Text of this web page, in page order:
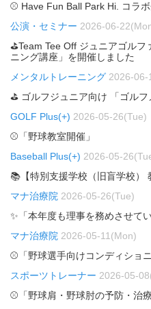
⚾ Have Fun Ball Park Hi. コラ
公演・セミナー 2026-06-
⛳Team Tee Off ジュニアゴル
ニング講座」を開催しました
メンタルトレーニング 2026-06-
⛳ ゴルフジュニア向け 「ゴル
GOLF Plus(+) 2026-05-26(Tue)
⚾「野球教室開催」
Baseball Plus(+) 2026-05-
📚【特別支援学校（旧盲学校）
マナ治療院 2026-05-26(Tue)
✨「本年度も理事を務めさせて
マナ治療院 2026-05-11(Mon)
⚾「野球選手向けコンディショ
スポーツトレーナー 2026-05-
⚾「野球肩・野球肘の予防・治